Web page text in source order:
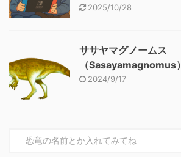
2025/10/28
ササヤマグノームス
（Sasayamagnomus）
2024/9/17